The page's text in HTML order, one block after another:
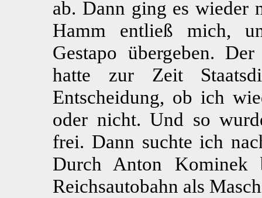
ab. Dann ging es wieder
Hamm entließ mich,
Gestapo übergeben.
hatte zur Zeit
Entscheidung, ob ich
oder nicht. Und so
frei. Dann suchte ich
Durch Anton
Reichsautobahn als